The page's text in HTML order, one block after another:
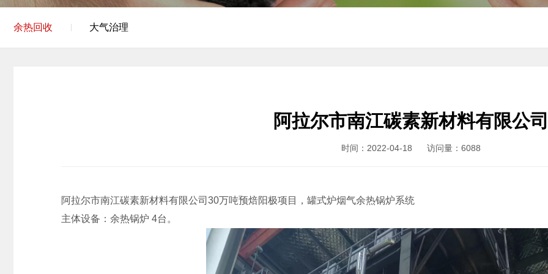
余热回收 大气治理
阿拉尔市南江碳素新材料有限公司
时间：2022-04-18 访问量：6088
阿拉尔市南江碳素新材料有限公司30万吨预焙阳极项目，罐式炉烟气余热锅炉系统
主体设备：余热锅炉 4台。